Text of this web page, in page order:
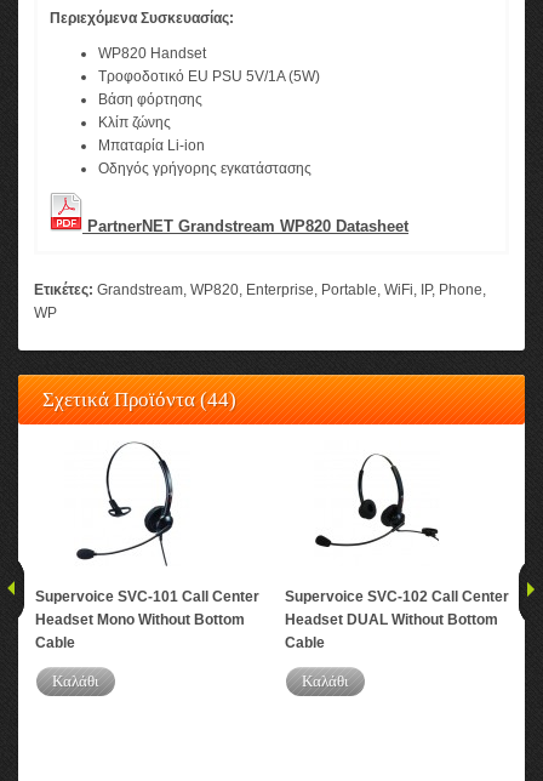
Περιεχόμενα Συσκευασίας:
WP820 Handset
Τροφοδοτικό EU PSU 5V/1A (5W)
Βάση φόρτησης
Κλίπ ζώνης
Μπαταρία Li-ion
Οδηγός γρήγορης εγκατάστασης
PartnerNET Grandstream WP820 Datasheet
Ετικέτες: Grandstream, WP820, Enterprise, Portable, WiFi, IP, Phone,
WP
Σχετικά Προϊόντα (44)
Supervoice SVC-101 Call Center
Headset Mono Without Bottom
Cable
Καλάθι
Supervoice SVC-102 Call Center
Headset DUAL Without Bottom
Cable
Καλάθι